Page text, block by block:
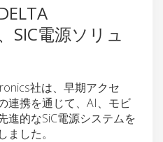
SIC電源ソリュ
社は、早期アクセ
連携を通じて、AI、モビ
進的なSiC電源システムを
した。